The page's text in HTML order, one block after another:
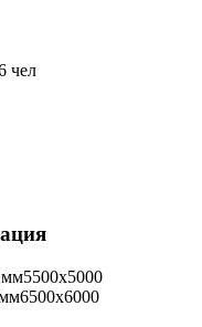
чел
5500х5000
6500х6000